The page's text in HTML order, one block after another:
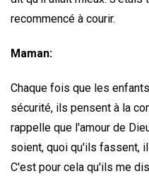
recommencé à courir.
Maman:
Chaque fois que les
sécurité, ils pensent à la
rappelle que l'amour de
soient, quoi qu'ils fassent,
C'est pour cela qu'ils me